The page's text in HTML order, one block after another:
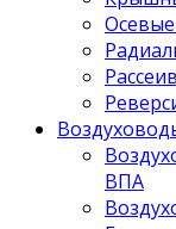
ВПА